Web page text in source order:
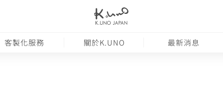
客製化服務 關於K.UNO 最新消息